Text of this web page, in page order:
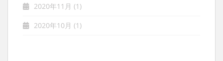
2020年11月 (1)
2020年10月 (1)